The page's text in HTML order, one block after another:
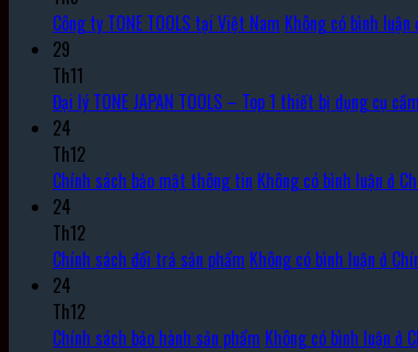
Công ty TONE TOOLS tại Việt Nam Không có bình luận
29
Th11
Đại lý TONE JAPAN TOOLS – Top 1 thiết bị dụng cụ
24
Th12
Chính sách bảo mật thông tin Không có bình luận ở
24
Th12
Chính sách đổi trả sản phẩm Không có bình luận ở
24
Th12
Chính sách bảo hành sản phẩm Không có bình luận ở